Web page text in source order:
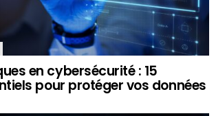
en cybersécurité : 15
pour protéger vos données